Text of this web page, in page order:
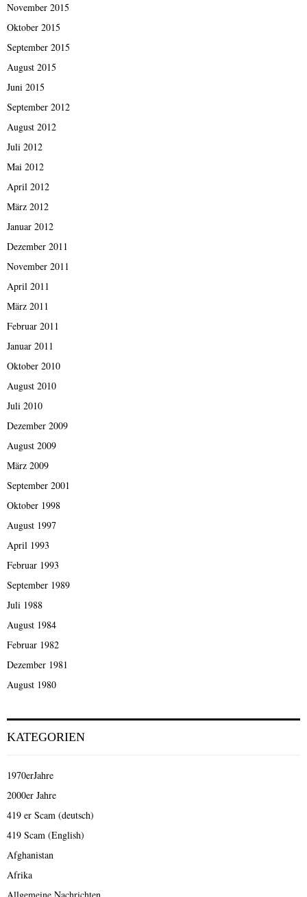
November 2015
Oktober 2015
September 2015
August 2015
Juni 2015
September 2012
August 2012
Juli 2012
Mai 2012
April 2012
März 2012
Januar 2012
Dezember 2011
November 2011
April 2011
März 2011
Februar 2011
Januar 2011
Oktober 2010
August 2010
Juli 2010
Dezember 2009
August 2009
März 2009
September 2001
Oktober 1998
August 1997
April 1993
Februar 1993
September 1989
Juli 1988
August 1984
Februar 1982
Dezember 1981
August 1980
KATEGORIEN
1970erJahre
2000er Jahre
419 er Scam (deutsch)
419 Scam (English)
Afghanistan
Afrika